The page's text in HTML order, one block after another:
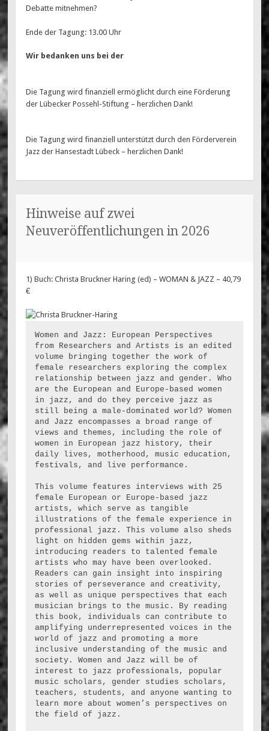
Debatte mitnehmen?
Ende der Tagung: 13.00 Uhr
Wir bedanken uns bei der
Die Tagung wird finanziell ermöglicht durch eine Förderung
der Lübecker Possehl-Stiftung – herzlichen Dank!
Die Tagung wird finanziell unterstützt durch den Förderverein
Jazz der Hansestadt Lübeck – herzlichen Dank!
Hinweise auf zwei
Neuveröffentlichungen in 2026
1) Buch: Christa Bruckner Haring (ed) – WOMAN & JAZZ – 40,79
€
Women and Jazz: European Perspectives
from Researchers and Artists is an edited
volume bringing together the work of
female researchers exploring the complex
relationship between jazz and gender. Who
are the European and Europe-based women
in jazz, and do they perceive jazz as
still being a male-dominated world? Women
and Jazz encompasses a broad range of
views and themes, including the role of
women in European jazz history, their
daily lives, motherhood, music education,
festivals, and live performance.
This volume features interviews with 25
female European or Europe-based jazz
artists, which serve as tangible
illustrations of the female experience in
professional jazz. This volume also sheds
light on hidden gems within jazz,
introducing readers to talented female
artists who may have been overlooked.
Readers can gain insight into inspiring
stories of perseverance and creativity,
as well as unique perspectives that each
musician brings to the music. By reading
this book, individuals can contribute to
amplifying underrepresented voices in the
world of jazz and promoting a more
inclusive understanding of the music and
society. Women and Jazz will be of
interest to jazz professionals, popular
music scholars, gender studies scholars,
teachers, students, and anyone wanting to
learn more about women’s perspectives on
the field of jazz.